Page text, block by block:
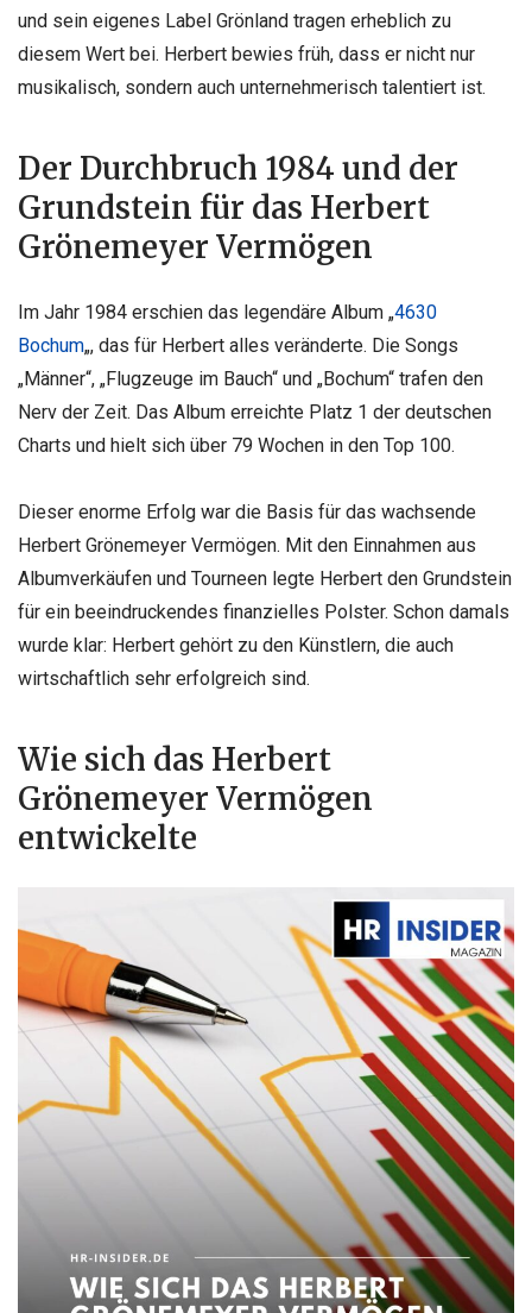
und sein eigenes Label Grönland tragen erheblich zu
diesem Wert bei. Herbert bewies früh, dass er nicht nur
musikalisch, sondern auch unternehmerisch talentiert ist.
Der Durchbruch 1984 und der
Grundstein für das Herbert
Grönemeyer Vermögen
Im Jahr 1984 erschien das legendäre Album „4630
Bochum„, das für Herbert alles veränderte. Die Songs
„Männer“, „Flugzeuge im Bauch“ und „Bochum“ trafen den
Nerv der Zeit. Das Album erreichte Platz 1 der deutschen
Charts und hielt sich über 79 Wochen in den Top 100.
Dieser enorme Erfolg war die Basis für das wachsende
Herbert Grönemeyer Vermögen. Mit den Einnahmen aus
Albumverkäufen und Tourneen legte Herbert den Grundstein
für ein beeindruckendes finanzielles Polster. Schon damals
wurde klar: Herbert gehört zu den Künstlern, die auch
wirtschaftlich sehr erfolgreich sind.
Wie sich das Herbert
Grönemeyer Vermögen
entwickelte